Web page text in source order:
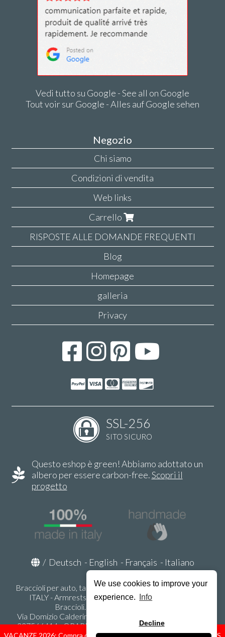
We use cookies to improve your
experience.
Info
Decline
VACANZE 2026: Compra ora spediremo dal 31 Agosto! — HOLIDAYS
Vedi tutto su Google - See all on Google
Tout voir sur Google - Alles auf Google sehen
Negozio
Chi siamo
Condizioni di vendita
Web links
Carrello
RISPOSTE ALLE DOMANDE FREQUENTI
Blog
Homepage
galleria
Privacy
SSL-256
SITO SICURO
Questo eshop è green! Abbiamo adottato un
albero per essere carbon-free.Scopri il
progetto
/ Deutsch - English - Français - Italiano
Braccioli per auto, tappeti auto, accessori auto MADE IN
ITALY - Armrests, Mittelarmlehnen, Accoundoirs -
Braccioli.it - P.Iva IT02178470353
Via Domizio Calderini 8 int. 1 - 37131 Verona (VR) - Italy -
337566414 - ORARI UFFICIO 9:00-12:00, 15:00-18:00,